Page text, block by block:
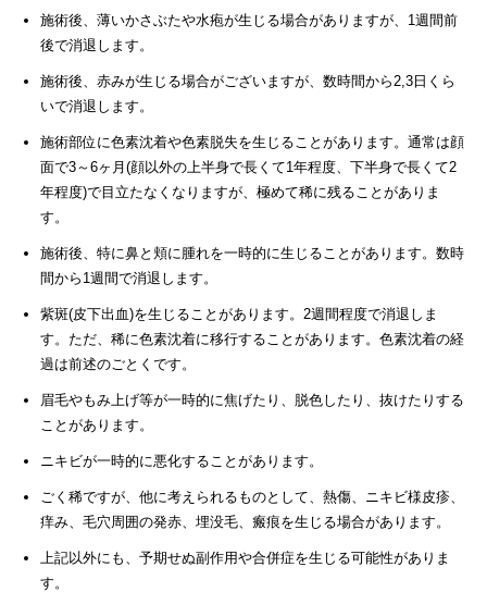
施術後、薄いかさぶたや水疱が生じる場合がありますが、1週間前
後で消退します。
施術後、赤みが生じる場合がございますが、数時間から2,3日くら
いで消退します。
施術部位に色素沈着や色素脱失を生じることがあります。通常は顔
面で3～6ヶ月(顔以外の上半身で長くて1年程度、下半身で長くて2
年程度)で目立たなくなりますが、極めて稀に残ることがありま
す。
施術後、特に鼻と頬に腫れを一時的に生じることがあります。数時
間から1週間で消退します。
紫斑(皮下出血)を生じることがあります。2週間程度で消退しま
す。ただ、稀に色素沈着に移行することがあります。色素沈着の経
過は前述のごとくです。
眉毛やもみ上げ等が一時的に焦げたり、脱色したり、抜けたりする
ことがあります。
ニキビが一時的に悪化することがあります。
ごく稀ですが、他に考えられるものとして、熱傷、ニキビ様皮疹、
痒み、毛穴周囲の発赤、埋没毛、瘢痕を生じる場合があります。
上記以外にも、予期せぬ副作用や合併症を生じる可能性がありま
す。